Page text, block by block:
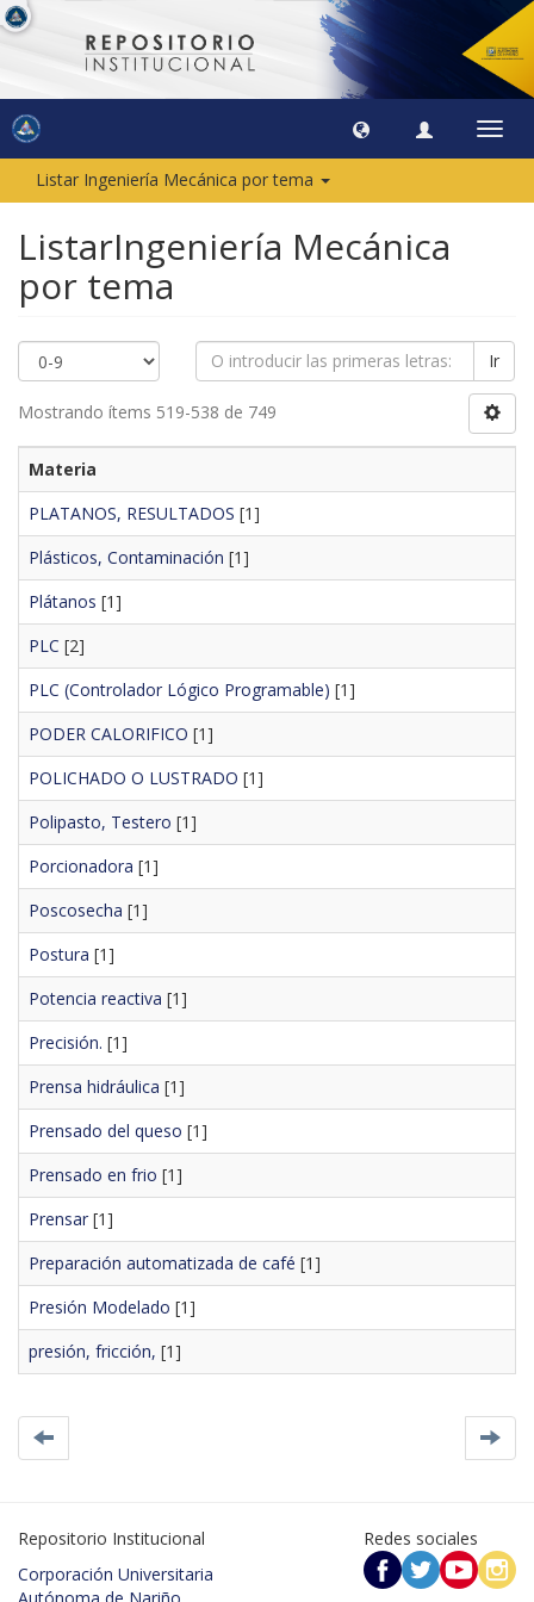
Listar Ingeniería Mecánica por tema
ListarIngeniería Mecánica
por tema
Ir
Mostrando ítems 519-538 de 749
Materia
PLATANOS, RESULTADOS [1]
Plásticos, Contaminación [1]
Plátanos [1]
PLC [2]
PLC (Controlador Lógico Programable) [1]
PODER CALORIFICO [1]
POLICHADO O LUSTRADO [1]
Polipasto, Testero [1]
Porcionadora [1]
Poscosecha [1]
Postura [1]
Potencia reactiva [1]
Precisión. [1]
Prensa hidráulica [1]
Prensado del queso [1]
Prensado en frio [1]
Prensar [1]
Preparación automatizada de café [1]
Presión Modelado [1]
presión, fricción, [1]
Repositorio Institucional
Corporación Universitaria
Redes sociales